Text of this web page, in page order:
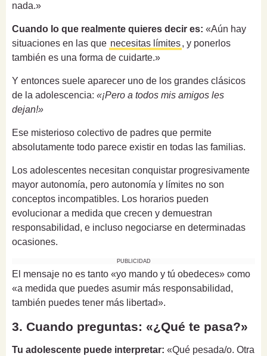
nada.»
Cuando lo que realmente quieres decir es: «Aún hay
situaciones en las que necesitas límites, y ponerlos
también es una forma de cuidarte.»
Y entonces suele aparecer uno de los grandes clásicos
de la adolescencia: «¡Pero a todos mis amigos les
dejan!»
Ese misterioso colectivo de padres que permite
absolutamente todo parece existir en todas las familias.
Los adolescentes necesitan conquistar progresivamente
mayor autonomía, pero autonomía y límites no son
conceptos incompatibles. Los horarios pueden
evolucionar a medida que crecen y demuestran
responsabilidad, e incluso negociarse en determinadas
ocasiones.
PUBLICIDAD
El mensaje no es tanto «yo mando y tú obedeces» como
«a medida que puedes asumir más responsabilidad,
también puedes tener más libertad».
3. Cuando preguntas: «¿Qué te pasa?»
Tu adolescente puede interpretar: «Qué pesada/o. Otra